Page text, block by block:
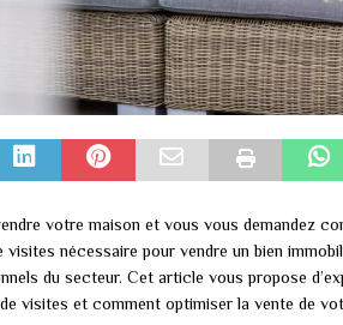
votre maison et vous vous demandez
visites nécessaire pour vendre un bien
du secteur. Cet article vous propose
visites et comment optimiser la vente de